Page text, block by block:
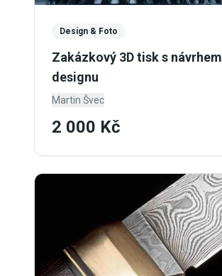
Design & Foto
Zakázkový 3D tisk s návrhem
designu
Martin Švec
2 000 Kč